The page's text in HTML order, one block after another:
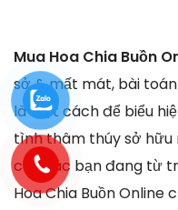
Mua Hoa Chia Buồn
sở & mất mát, bài
là một cách để biểu
tình thâm thúy sở hữu
của các bạn đang từ
Hoa Chia Buồn Online